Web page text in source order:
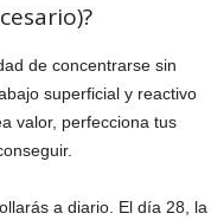
de concentrarse sin
superficial y reactivo
valor, perfecciona tus
a diario. El día 28, la